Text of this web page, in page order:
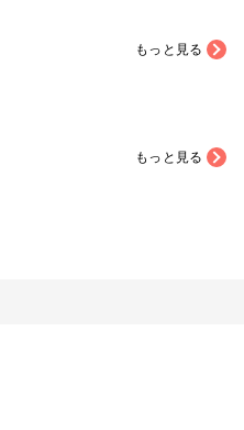
もっと見る
もっと見る